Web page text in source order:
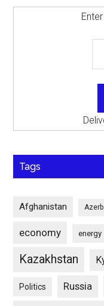
Tags
Afghanistan
economy energy
Kazakhstan
Politics Russia